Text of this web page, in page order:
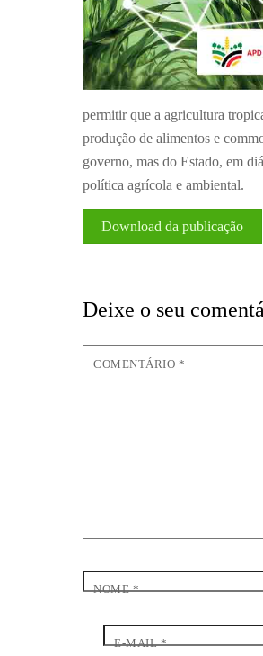
permitir que a agricultura
produção de alimentos e
governo, mas do Estado, em
política agrícola e ambiental.
Download da publicação
Deixe o seu
COMENTÁRIO *
NOME*
E-MAIL*